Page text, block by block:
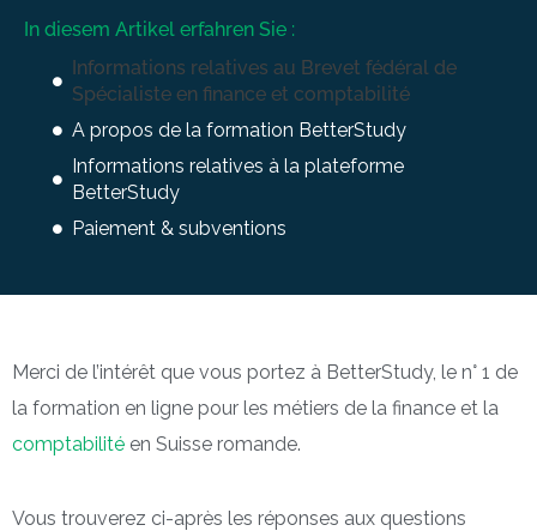
In diesem Artikel erfahren Sie :
Informations relatives au Brevet fédéral de
Spécialiste en finance et comptabilité
A propos de la formation BetterStudy
Informations relatives à la plateforme
BetterStudy
Paiement & subventions
Merci de l’intérêt que vous portez à BetterStudy, le n° 1 de
la formation en ligne pour les métiers de la finance et la
comptabilité en Suisse romande.
Vous trouverez ci-après les réponses aux questions